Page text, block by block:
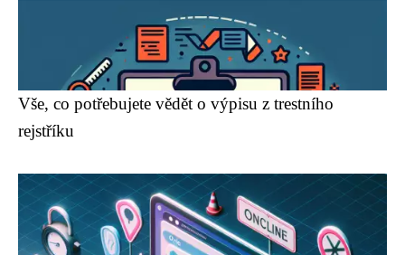
Vše, co potřebujete vědět o výpisu z trestního
rejstříku